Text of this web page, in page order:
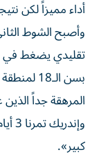
وأصبح الشوط
تقليدي يضغط في
بسن
المرهقة جداً
كبير».